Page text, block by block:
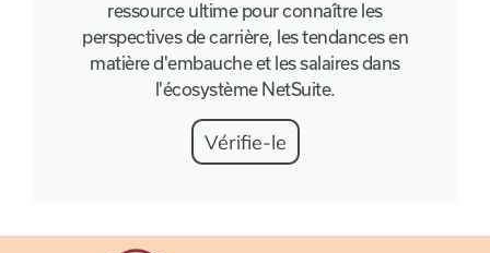
ressource ultime pour connaître les
perspectives de carrière, les tendances en
matière d'embauche et les salaires dans
l'écosystème NetSuite.
Vérifie-le